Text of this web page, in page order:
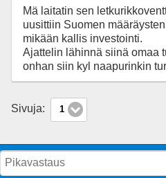
Mä laitatin sen
uusittiin Suomen
mikään kallis investointi.
Ajattelin lähinnä siinä omaa
onhan siin kyl naapurinkin
Sivuja: 1